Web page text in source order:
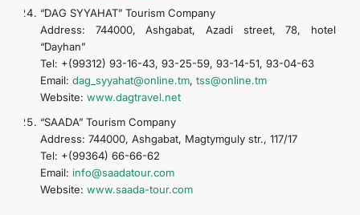
“DAG SYYAHAT” Tourism Company
Address: 744000, Ashgabat, Azadi street, 78, hotel
“Dayhan”
Tel: +(99312) 93-16-43, 93-25-59, 93-14-51, 93-04-63
Email: dag_syyahat@online.tm, tss@online.tm
Website: www.dagtravel.net
“SAADA” Tourism Company
Address: 744000, Ashgabat, Magtymguly str., 117/17
Tel: +(99364) 66-66-62
Email: info@saadatour.com
Website: www.saada-tour.com